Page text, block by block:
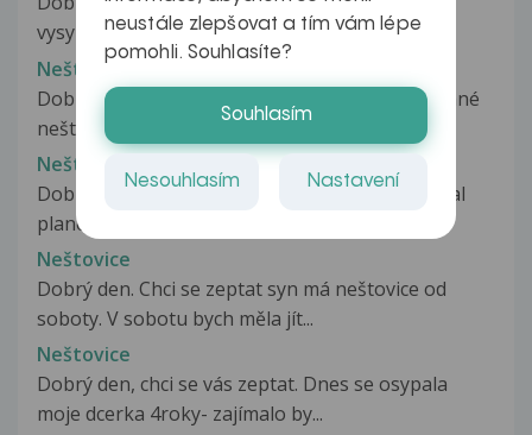
vysypali neštovice,teploty nemá-váhám...
Neštovice
Dobrý den. Už kdysi, v dětství, jsem prodělal plané
neštovice. Nemoc proběhla...
Neštovice
Dobrý den. Dne 17.1. můj ročnil bratranec dostal
plané neštovice. Po 4ech dnech...
Neštovice
Dobrý den. Chci se zeptat syn má neštovice od
soboty. V sobotu bych měla jít...
Neštovice
Dobrý den, chci se vás zeptat. Dnes se osypala
moje dcerka 4roky- zajímalo by...
neustále zlepšovat a tím vám lépe
pomohli. Souhlasíte?
Souhlasím
Nesouhlasím Nastavení